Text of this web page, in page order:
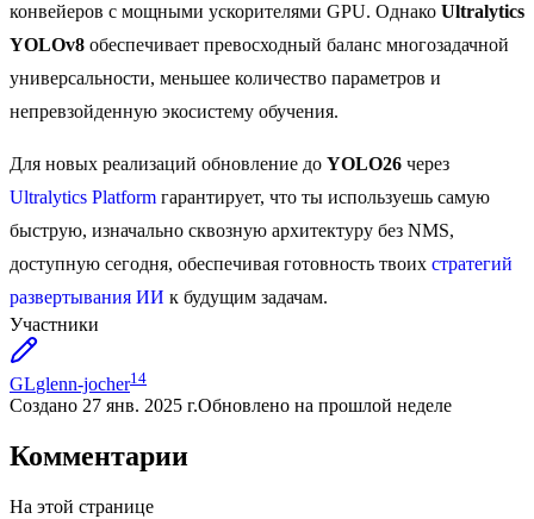
конвейеров с мощными ускорителями GPU. Однако Ultralytics
YOLOv8 обеспечивает превосходный баланс многозадачной
универсальности, меньшее количество параметров и
непревзойденную экосистему обучения.
Для новых реализаций обновление до YOLO26 через
Ultralytics Platform гарантирует, что ты используешь самую
быструю, изначально сквозную архитектуру без NMS,
доступную сегодня, обеспечивая готовность твоих стратегий
развертывания ИИ к будущим задачам.
Участники
GLglenn-jocher14
Создано 27 янв. 2025 г.Обновлено на прошлой неделе
Комментарии
На этой странице